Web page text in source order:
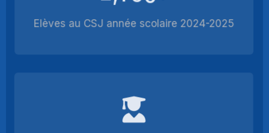
Elèves au CSJ année scolaire 2024-2025